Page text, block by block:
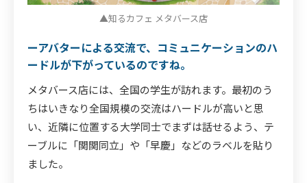
▲知るカフェ メタバース店
ーアバターによる交流で、コミュニケーションのハ
ードルが下がっているのですね。
メタバース店には、全国の学生が訪れます。最初のう
ちはいきなり全国規模の交流はハードルが高いと思
い、近隣に位置する大学同士でまずは話せるよう、テ
ーブルに「関関同立」や「早慶」などのラベルを貼り
ました。